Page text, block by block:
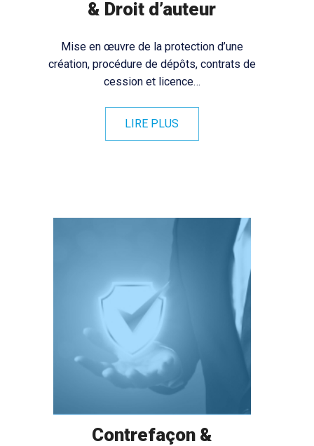
& Droit d’auteur
Mise en œuvre de la protection d’une
création, procédure de dépôts, contrats de
cession et licence…
LIRE PLUS
Contrefaçon &